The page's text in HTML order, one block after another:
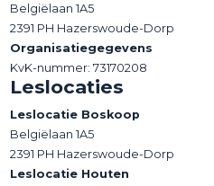
Belgiëlaan 1A5
2391 PH Hazerswoude-Dorp
Organisatiegegevens
KvK-nummer: 73170208
Leslocaties
Leslocatie Boskoop
Belgiëlaan 1A5
2391 PH Hazerswoude-Dorp
Leslocatie Houten